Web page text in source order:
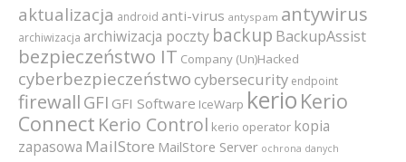
aktualizacja android anti-virus antyspam antywirus
archiwizacja archiwizacja poczty backup BackupAssist
bezpieczeństwo IT Company (Un)Hacked
cyberbezpieczeństwocybersecurity endpoint
firewall GFI GFI Software IceWarp kerio Kerio
Connect Kerio Control kerio operator kopia
zapasowa MailStore MailStore Server ochrona danych